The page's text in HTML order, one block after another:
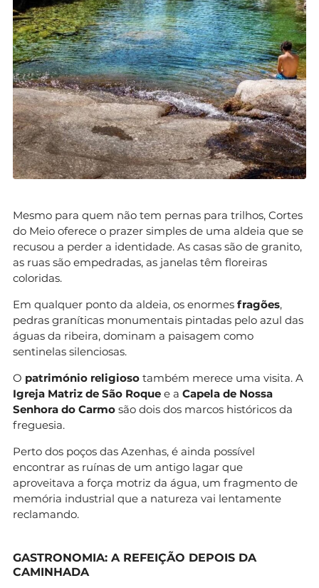
Mesmo para quem não tem pernas para trilhos, Cortes
do Meio oferece o prazer simples de uma aldeia que se
recusou a perder a identidade. As casas são de granito,
as ruas são empedradas, as janelas têm floreiras
coloridas.
Em qualquer ponto da aldeia, os enormes fragões,
pedras graníticas monumentais pintadas pelo azul das
águas da ribeira, dominam a paisagem como
sentinelas silenciosas.
O património religioso também merece uma visita. A
Igreja Matriz de São Roque e a Capela de Nossa
Senhora do Carmo são dois dos marcos históricos da
freguesia.
Perto dos poços das Azenhas, é ainda possível
encontrar as ruínas de um antigo lagar que
aproveitava a força motriz da água, um fragmento de
memória industrial que a natureza vai lentamente
reclamando.
GASTRONOMIA: A REFEIÇÃO DEPOIS DA
CAMINHADA